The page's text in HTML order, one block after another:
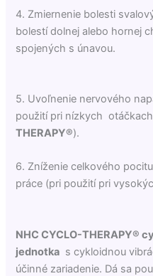
4. Zmiernenie bolesti
bolestí dolnej alebo hornej
5. Uvoľnenie nervového
použití pri nízkych
THERAPY®).
6. Zníženie celkového
práce (pri použití pri
NHC CYCLO-THERAPY®
jednotka s cykloidnou
účinné zariadenie. Dá sa